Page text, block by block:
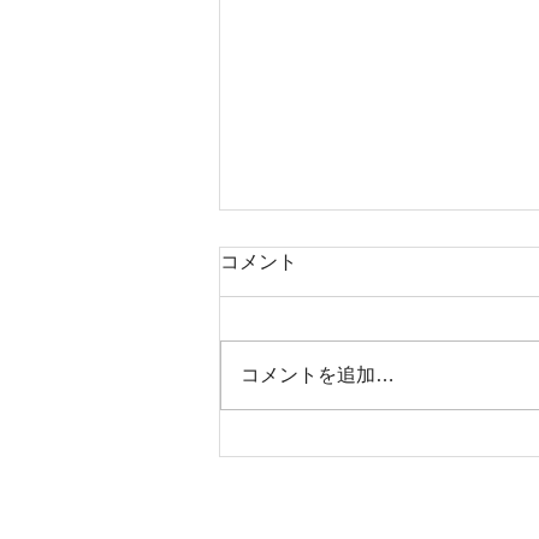
8月2日17時出船
コメント
コメントを追加…